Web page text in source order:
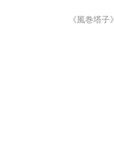
《風巻塔子》